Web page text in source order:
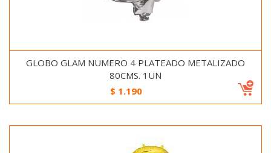
GLOBO GLAM NUMERO 4 PLATEADO METALIZADO
80CMS. 1UN
$ 1.190